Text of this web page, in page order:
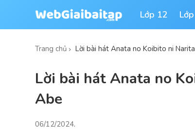
Lớp 12
Trang chủ Lời bài hát Anata no Koibito ni
Lời bài hát Anata no
Abe
06/12/2024.